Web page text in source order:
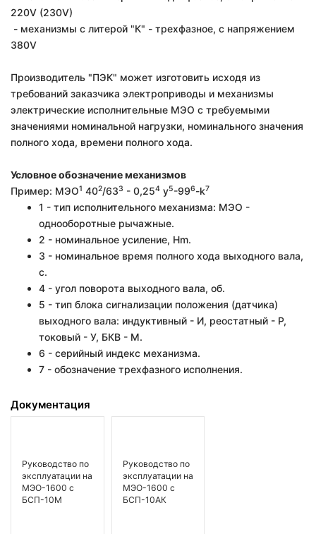
220V (230V)
- механизмы с литерой "К" - трехфазное, с напряжением
380V
Производитель "ПЭК" может изготовить исходя из
требований заказчика электроприводы и механизмы
электрические исполнительные МЭО с требуемыми
значениями номинальной нагрузки, номинального значения
полного хода, времени полного хода.
Условное обозначение механизмов
Пример: МЭО1 402/633 - 0,254 у5-996-k7
1 - тип исполнительного механизма: МЭО -
однооборотные рычажные.
2 - номинальное усиление, Hm.
3 - номинальное время полного хода выходного вала,
с.
4 - угол поворота выходного вала, об.
5 - тип блока сигнализации положения (датчика)
выходного вала: индуктивный - И, реостатный - Р,
токовый - У, БКВ - М.
6 - серийный индекс механизма.
7 - обозначение трехфазного исполнения.
Документация
Руководство по
эксплуатации на
МЭО-1600 с
БСП-10М
Руководство по
эксплуатации на
МЭО-1600 с
БСП-10АК